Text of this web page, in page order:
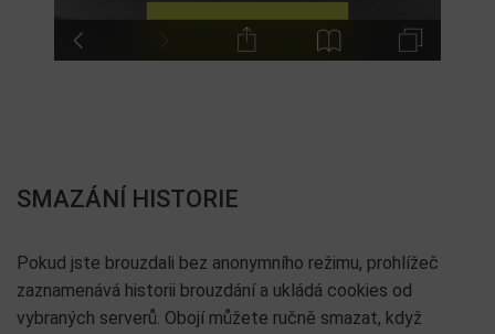
SMAZÁNÍ HISTORIE
Pokud jste brouzdali bez anonymního režimu, prohlížeč
zaznamenává historii brouzdání a ukládá cookies od
vybraných serverů. Obojí můžete ručně smazat, když